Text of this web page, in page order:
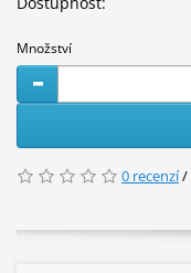
Množství
0 recenzí/